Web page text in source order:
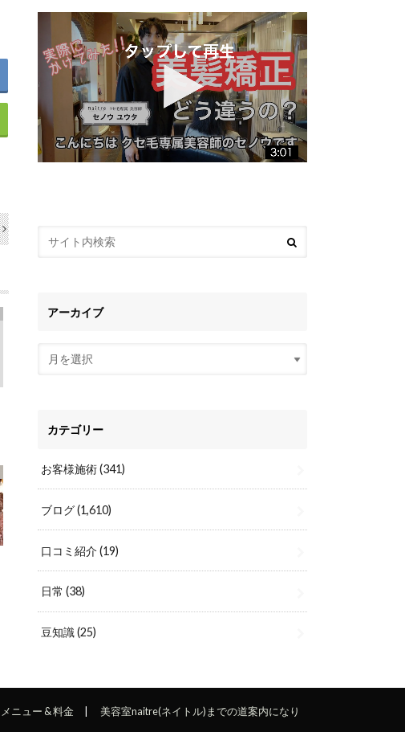
アーカイブ
カテゴリー
お客様施術(341)
ブログ(1,610)
口コミ紹介(19)
日常(38)
豆知識(25)
メニュー & 料金
美容室naitre(ネイトル)までの道案内になり